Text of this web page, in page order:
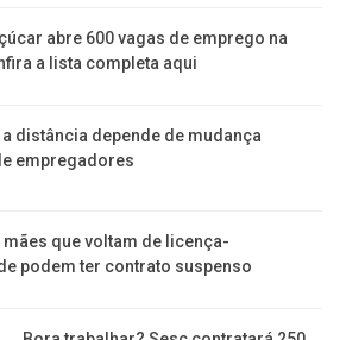
abre 600 vagas de emprego na
a lista completa aqui
distância depende de mudança
empregadores
mães que voltam de licença-
podem ter contrato suspenso